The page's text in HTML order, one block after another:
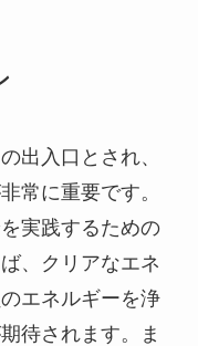
出入口とされ、
常に重要です。
実践するための
、クリアなエネ
エネルギーを浄
待されます。ま